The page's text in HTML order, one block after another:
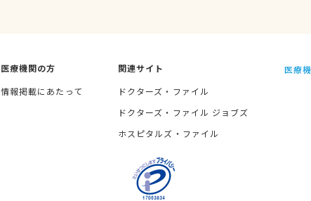
医療機関の方
情報掲載にあたって
関連サイト
ドクターズ・ファイル
ドクターズ・ファイル ジョブズ
ホスピタルズ・ファイル
医療